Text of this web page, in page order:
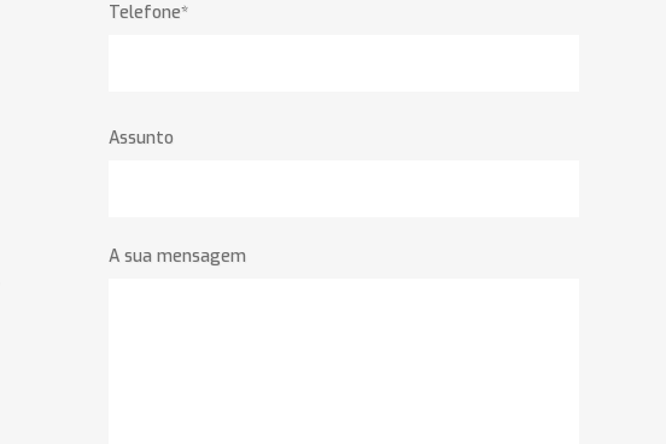
Telefone*
Assunto
A sua mensagem